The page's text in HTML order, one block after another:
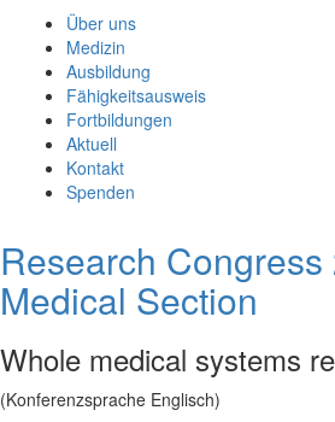
Über uns
Medizin
Ausbildung
Fähigkeitsausweis
Fortbildungen
Aktuell
Kontakt
Spenden
Research Congress
Medical Section
Whole medical systems
(Konferenzsprache Englisch)